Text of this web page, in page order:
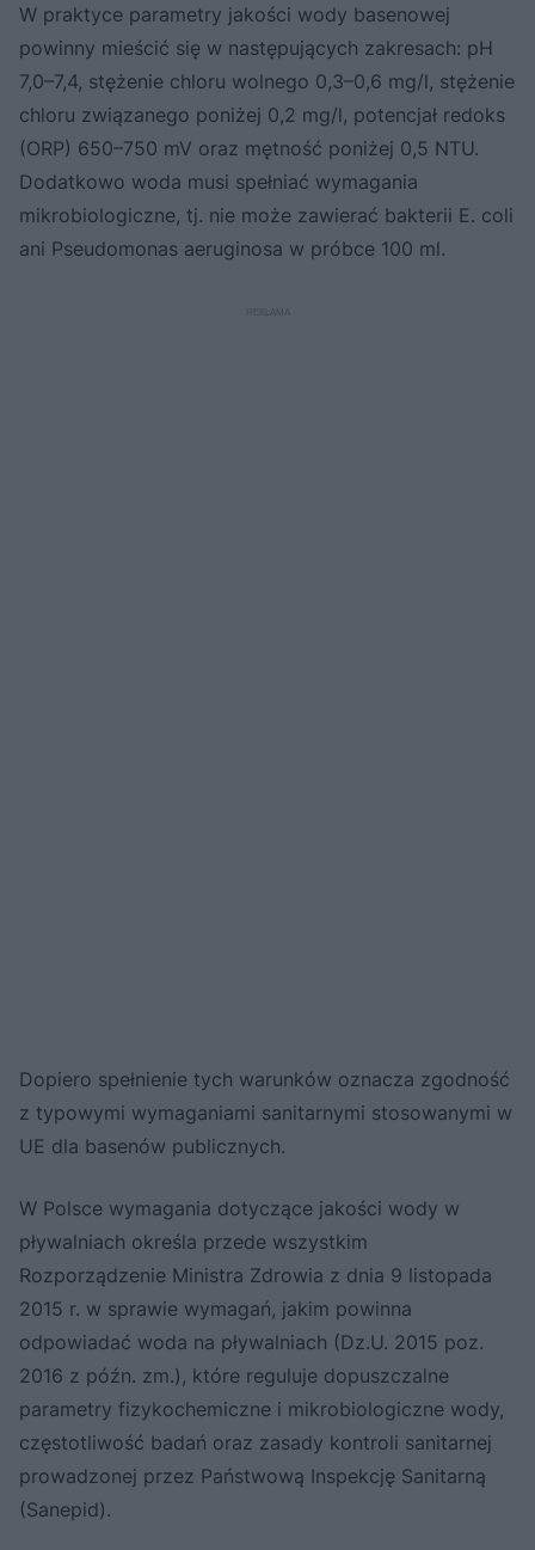
W praktyce parametry jakości wody basenowej
powinny mieścić się w następujących zakresach: pH
7,0–7,4, stężenie chloru wolnego 0,3–0,6 mg/l, stężenie
chloru związanego poniżej 0,2 mg/l, potencjał redoks
(ORP) 650–750 mV oraz mętność poniżej 0,5 NTU.
Dodatkowo woda musi spełniać wymagania
mikrobiologiczne, tj. nie może zawierać bakterii E. coli
ani Pseudomonas aeruginosa w próbce 100 ml.
Dopiero spełnienie tych warunków oznacza zgodność
z typowymi wymaganiami sanitarnymi stosowanymi w
UE dla basenów publicznych.
W Polsce wymagania dotyczące jakości wody w
pływalniach określa przede wszystkim
Rozporządzenie Ministra Zdrowia z dnia 9 listopada
2015 r. w sprawie wymagań, jakim powinna
odpowiadać woda na pływalniach (Dz.U. 2015 poz.
2016 z późn. zm.), które reguluje dopuszczalne
parametry fizykochemiczne i mikrobiologiczne wody,
częstotliwość badań oraz zasady kontroli sanitarnej
prowadzonej przez Państwową Inspekcję Sanitarną
(Sanepid).